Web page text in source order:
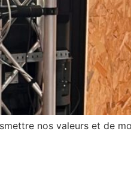
nos valeurs et de